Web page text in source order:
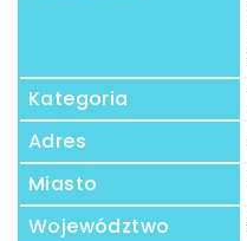
Kategoria
Adres
Miasto
Województwo